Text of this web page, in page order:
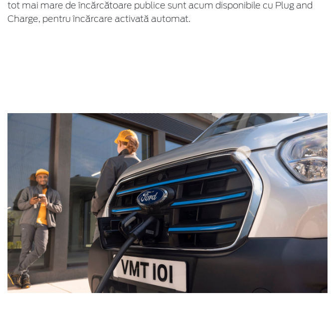
tot mai mare de încărcătoare publice sunt acum disponibile cu Plug and
Charge, pentru încărcare activată automat.